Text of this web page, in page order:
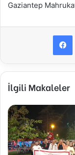
Gaziantep
İlgili Makaleler